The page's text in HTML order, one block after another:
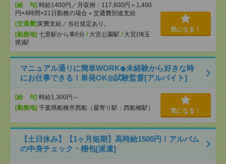
[給 与] 時給1400円／月収例：117,600円＝1,400
円×4時間×21日勤務の場合＋交通費別途支給
[交通費]実費支給／当社規定あり。
[勤務地] 七里駅から車6分 / 大宮公園駅 / 大宮(埼玉
県)駅
気になる！
マニュアル通りに簡単WORK◆未経験から好きな時
にお仕事できる！単発OK◎試験監督[アルバイト]
[給 与] 時給1,300円～
[勤務地] 千葉県船橋市西船（最寄り駅：西船橋駅） 気になる！
【土日休み】【1ヶ月短期】高時給1500円！アルバム
の中身チェック・梱包[派遣]